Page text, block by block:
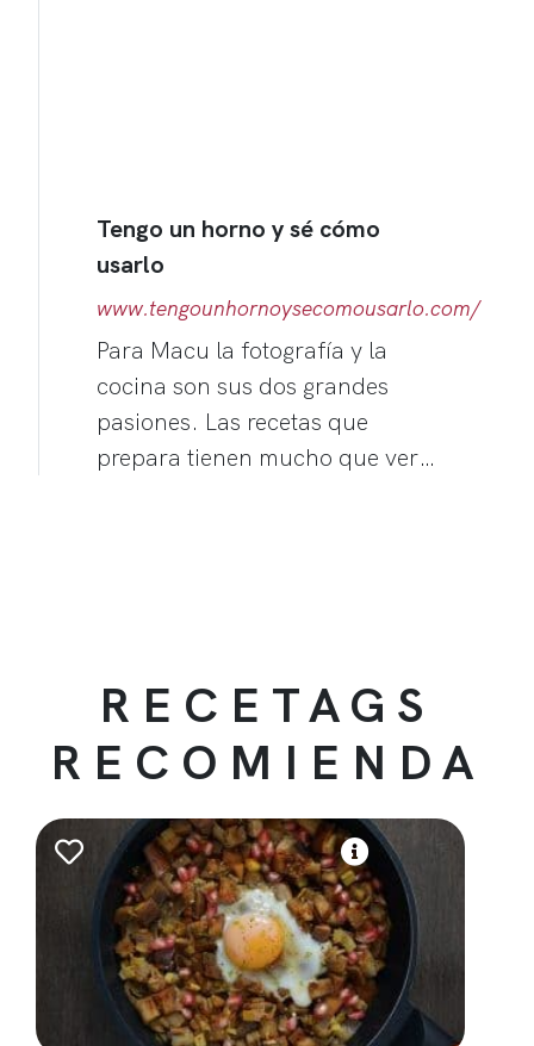
Tengo un horno y sé cómo
usarlo
www.tengounhornoysecomousarlo.com/
Para Macu la fotografía y la
cocina son sus dos grandes
pasiones. Las recetas que
prepara tienen mucho que ver…
RECETAGS
RECOMIENDA